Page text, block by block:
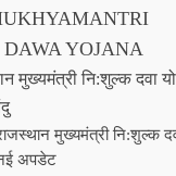
YOJANA
मुख्यमंत्री नि:शुल्क दवा
मुख्यमंत्री नि:शुल्क
अपडेट